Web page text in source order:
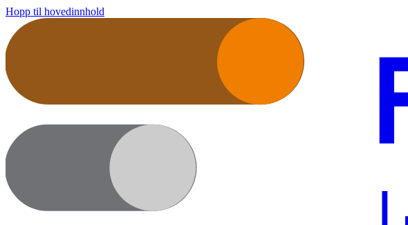
Hopp til hovedinnhold